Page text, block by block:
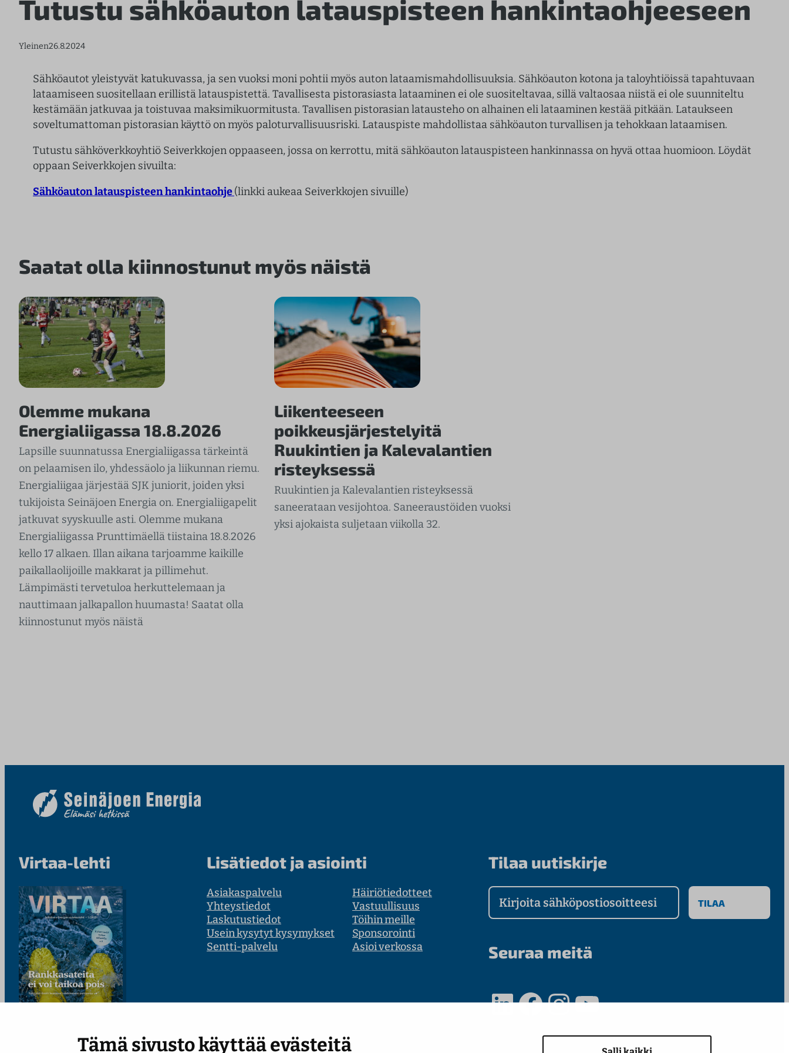
Tämä sivusto käyttää evästeitä
Tutustu sähköauton latauspisteen hankintaohjeeseen
Yleinen26.8.2024
Sähköautot yleistyvät katukuvassa, ja sen vuoksi moni pohtii myös auton lataamismahdollisuuksia. Sähköauton kotona ja taloyhtiöissä tapahtuvaan
lataamiseen suositellaan erillistä latauspistettä. Tavallisesta pistorasiasta lataaminen ei ole suositeltavaa, sillä valtaosaa niistä ei ole suunniteltu
kestämään jatkuvaa ja toistuvaa maksimikuormitusta. Tavallisen pistorasian latausteho on alhainen eli lataaminen kestää pitkään. Lataukseen
soveltumattoman pistorasian käyttö on myös paloturvallisuusriski. Latauspiste mahdollistaa sähköauton turvallisen ja tehokkaan lataamisen.
Tutustu sähköverkkoyhtiö Seiverkkojen oppaaseen, jossa on kerrottu, mitä sähköauton latauspisteen hankinnassa on hyvä ottaa huomioon. Löydät
oppaan Seiverkkojen sivuilta:
Sähköauton latauspisteen hankintaohje(linkki aukeaa Seiverkkojen sivuille)
Saatat olla kiinnostunut myös näistä
Olemme mukana
Energialiigassa 18.8.2026
Lapsille suunnatussa Energialiigassa tärkeintä
on pelaamisen ilo, yhdessäolo ja liikunnan riemu.
Energialiigaa järjestää SJK juniorit, joiden yksi
tukijoista Seinäjoen Energia on. Energialiigapelit
jatkuvat syyskuulle asti. Olemme mukana
Energialiigassa Prunttimäellä tiistaina 18.8.2026
kello 17 alkaen. Illan aikana tarjoamme kaikille
paikallaolijoille makkarat ja pillimehut.
Lämpimästi tervetuloa herkuttelemaan ja
nauttimaan jalkapallon huumasta! Saatat olla
kiinnostunut myös näistä
Liikenteeseen
poikkeusjärjestelyitä
Ruukintien ja Kalevalantien
risteyksessä
Ruukintien ja Kalevalantien risteyksessä
saneerataan vesijohtoa. Saneeraustöiden vuoksi
yksi ajokaista suljetaan viikolla 32.
Virtaa-lehti
Lue uusin numero
Lisätiedot ja asiointi
Asiakaspalvelu
Yhteystiedot
Laskutustiedot
Usein kysytyt kysymykset
Sentti-palvelu
Häiriötiedotteet
Vastuullisuus
Töihin meille
Sponsorointi
Asioi verkossa
Tilaa uutiskirje
Kirjoita sähköpostiosoitteesi
Seuraa meitä
LinkedIn Facebook InstagramYouTube